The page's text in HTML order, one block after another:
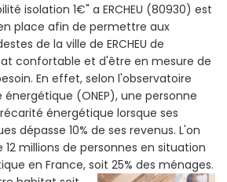
isolation 1€" a ERCHEU (80930) est
place afin de permettre aux
de la ville de ERCHEU de
confortable et d'être en mesure de
En effet, selon l'observatoire
(ONEP), une personne
énergétique lorsque ses
dépasse 10% de ses revenus. L'on
millions de personnes en situation
en France, soit 25% des ménages.